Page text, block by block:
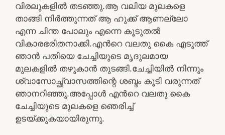
വിരലുകളിൽ തടഞ്ഞു.ആ വലിയ മുലകളെ
താങ്ങി നിർത്തുന്നത് ആ ഹുക്ക് ആണല്ലോ
എന്ന ചിന്ത പോലും എന്നെ കൂടുതൽ
വികാരഭരിതനാക്കി.എൻറെ വലതു കൈ എടുത്ത്
ഞാൻ പതിയെ ചേച്ചിയുടെ മൃദുലമായ
മുലകളിൽ തഴുകാൻ തുടങ്ങി.ചേച്ചിയിൽ നിന്നും
ശ്വാസോച്ഛ്വാസത്തിന്റെ ശബ്ദം കൂടി വരുന്നത്
ഞാനറിഞ്ഞു.അപ്പോൾ എൻറെ വലതു കൈ
ചേച്ചിയുടെ മുലകളെ ഞെരിച്ച്
ഉടയ്ക്കുകയായിരുന്നു.